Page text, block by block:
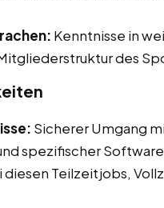
Kenntnisse in
des
Sicherer Umgang
spezifischer
diesen Teilzeitjobs,